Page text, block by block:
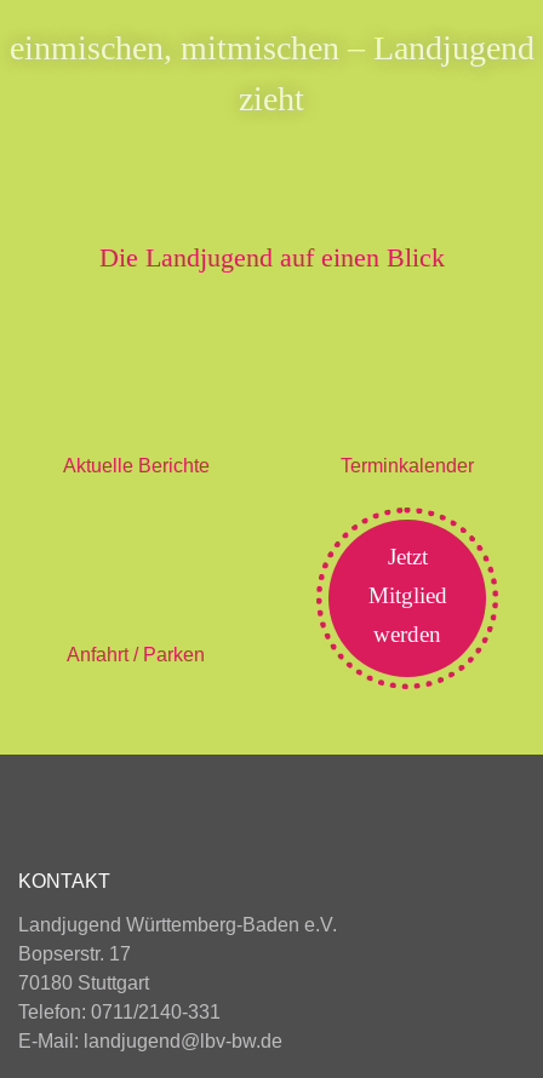
einmischen, mitmischen – Landjugend
zieht
Die Landjugend auf einen Blick
Aktuelle Berichte Terminkalender
Anfahrt / Parken
Jetzt
Mitglied
werden
KONTAKT
Landjugend Württemberg-Baden e.V.
Bopserstr. 17
70180 Stuttgart
Telefon: 0711/2140-331
E-Mail: landjugend@lbv-bw.de